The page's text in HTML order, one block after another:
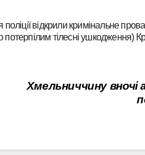
відкрили кримінальне
тілесні ушкодження)
Хмельниччину вночі